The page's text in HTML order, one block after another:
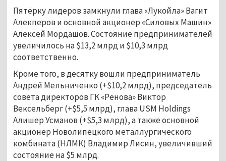
Пятёрку лидеров замкнули глава «Лукойла» Вагит
Алекперов и основной акционер «Силовых Машин»
Алексей Мордашов. Состояние предпринимателей
увеличилось на $13,2 млрд и $10,3 млрд
соответственно.
Кроме того, в десятку вошли предприниматель
Андрей Мельниченко (+$10,2 млрд), председатель
совета директоров ГК «Ренова» Виктор
Вексельберг (+$5,5 млрд), глава USM Holdings
Алишер Усманов (+$5,3 млрд), а также основной
акционер Новолипецкого металлургического
комбината (НЛМК) Владимир Лисин, увеличивший
состояние на $5 млрд.